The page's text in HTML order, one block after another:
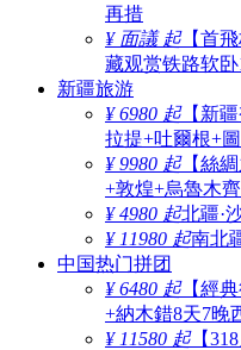
再措
¥ 面議 起【首
藏观赏铁路软卧
新疆旅游
¥ 6980 起【新
拉提+吐爾根+
¥ 9980 起【絲
+敦煌+烏魯木
¥ 4980 起北疆·
¥ 11980 起南北
中国热门拼团
¥ 6480 起【經
+納木錯8天7晚
¥ 11580 起【